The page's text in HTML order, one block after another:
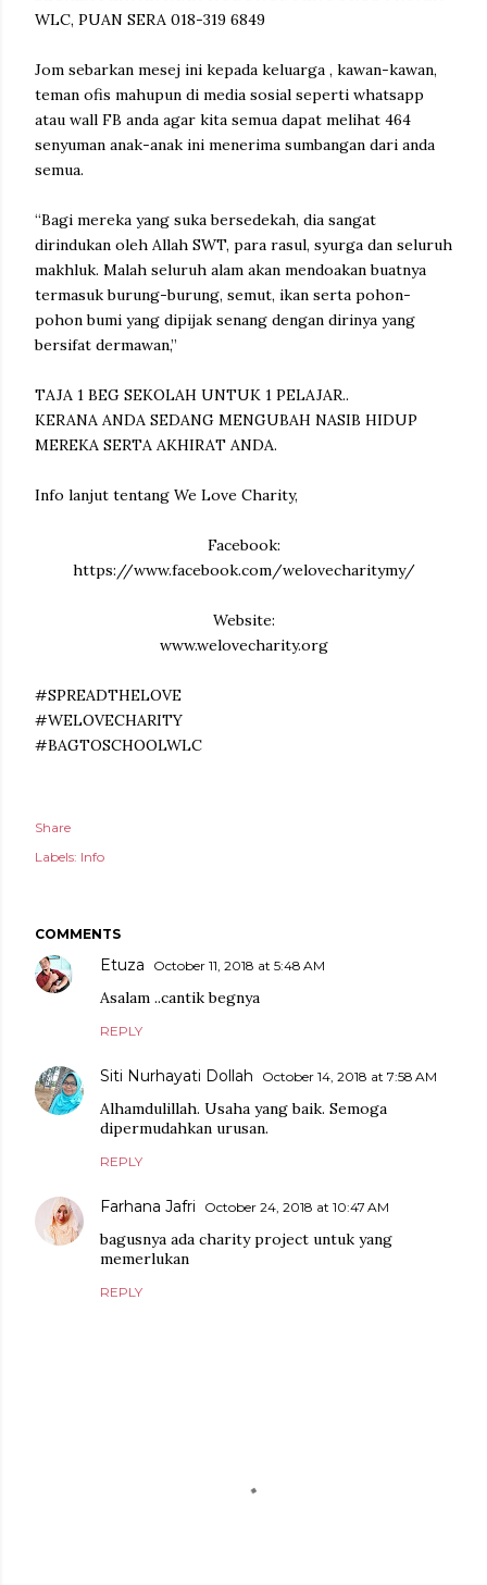
WLC, PUAN SERA 018-319 6849
Jom sebarkan mesej ini kepada keluarga , kawan-kawan,
teman ofis mahupun di media sosial seperti whatsapp
atau wall FB anda agar kita semua dapat melihat 464
senyuman anak-anak ini menerima sumbangan dari anda
semua.
“Bagi mereka yang suka bersedekah, dia sangat
dirindukan oleh Allah SWT, para rasul, syurga dan seluruh
makhluk. Malah seluruh alam akan mendoakan buatnya
termasuk burung-burung, semut, ikan serta pohon-
pohon bumi yang dipijak senang dengan dirinya yang
bersifat dermawan,”
TAJA 1 BEG SEKOLAH UNTUK 1 PELAJAR..
KERANA ANDA SEDANG MENGUBAH NASIB HIDUP
MEREKA SERTA AKHIRAT ANDA.
Info lanjut tentang We Love Charity,
Facebook:
https://www.facebook.com/welovecharitymy/
Website:
www.welovecharity.org
#SPREADTHELOVE
#WELOVECHARITY
#BAGTOSCHOOLWLC
Share
Labels: Info
COMMENTS
Etuza October 11, 2018 at 5:48 AM
Asalam ..cantik begnya
REPLY
Siti Nurhayati Dollah October 14, 2018 at 7:58 AM
Alhamdulillah. Usaha yang baik. Semoga
dipermudahkan urusan.
REPLY
Farhana Jafri October 24, 2018 at 10:47 AM
bagusnya ada charity project untuk yang
memerlukan
REPLY